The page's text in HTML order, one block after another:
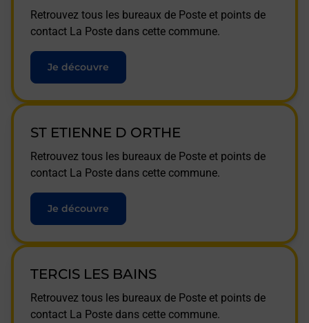
Retrouvez tous les bureaux de Poste et points de
contact La Poste dans cette commune.
Je découvre
ST ETIENNE D ORTHE
Retrouvez tous les bureaux de Poste et points de
contact La Poste dans cette commune.
Je découvre
TERCIS LES BAINS
Retrouvez tous les bureaux de Poste et points de
contact La Poste dans cette commune.